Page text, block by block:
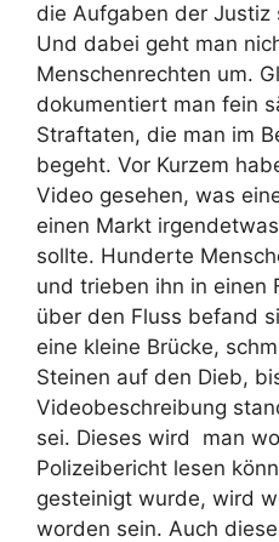
die Aufgaben der Justiz
Und dabei geht man
Menschenrechten um.
dokumentiert man fein
Straftaten, die man im
begeht. Vor Kurzem
Video gesehen, was
einen Markt
sollte. Hunderte
und trieben ihn in einen
über den Fluss befand
eine kleine Brücke,
Steinen auf den Dieb,
Videobeschreibung
sei. Dieses wird man
Polizeibericht lesen
gesteinigt wurde, wird
worden sein. Auch